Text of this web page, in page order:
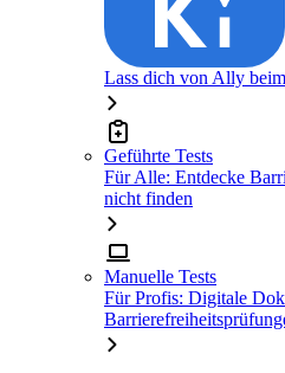
Lass dich von Ally
Geführte Tests
Für Alle: Entdecke
nicht finden
Manuelle Tests
Für Profis: Digitale